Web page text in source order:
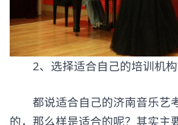
2、选择适合自己的培训机构
都说适合自己的济南音乐艺
的，那么样是适合的呢？其实主